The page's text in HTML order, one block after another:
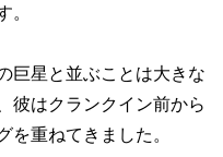
。
巨星と並ぶことは大きな
彼はクランクイン前から
を重ねてきました。